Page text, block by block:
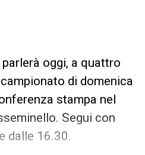
oggi, a quattro
di domenica
stampa nel
Segui con
dalle 16.30.